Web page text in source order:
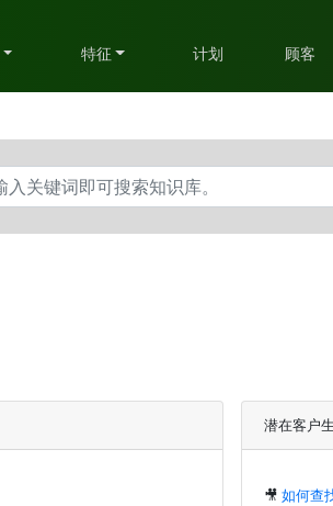
特征 计划 顾客
潜在客户
🎥如何查